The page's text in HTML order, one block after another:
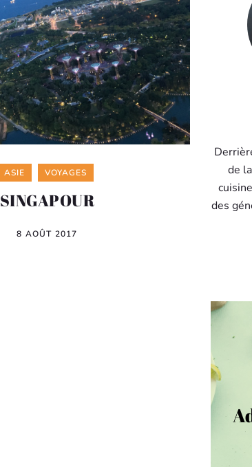
Categories
ASIE VOYAGES
SINGAPOUR
8 AOÛT 2017
de
des